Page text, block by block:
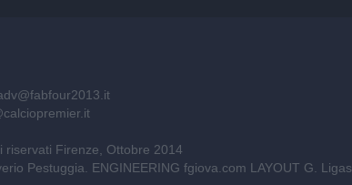
Firenze, Ottobre 2014
Pestuggia. ENGINEERING fgiova.com LAYOUT G. Ligas